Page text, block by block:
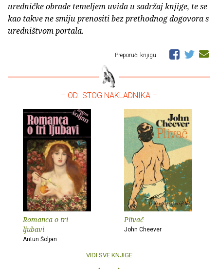
uredničke obrade temeljem uvida u sadržaj knjige, te se
kao takve ne smiju prenositi bez prethodnog dogovora s
uredništvom portala.
Preporuči knjigu
– OD ISTOG NAKLADNIKA –
Romanca o tri
ljubavi
Antun Šoljan
Plivač
John Cheever
VIDI SVE KNJIGE